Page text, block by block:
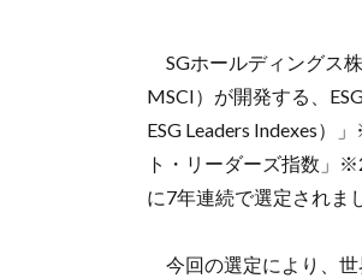
SGホールディングス
MSCI）が開発する、
ESG Leaders Indexes）
ト・リーダーズ指数」
に7年連続で選定されま
今回の選定により、世